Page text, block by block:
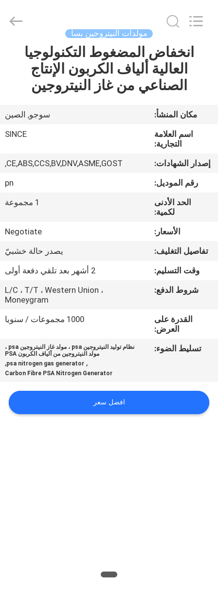
منتجات
معلومات
جولة
المصنع
مراقبة
الجودة
اتصل
القضايا
أسعار
Technology
Co.,Ltd.
مولدات النيتروجين بسا
انخفاض المضغوط التكنولوجيا
العالية ألياف الكربون الإنتاج
الصناعي من غاز النيتروجين
مكان المنشأ:
سوجو, الصين
اسم العلامة
التجارية:
SINCE
إصدار الشهادات:
CE,ABS,CCS,BV,DNV,ASME,GOST,
رقم الموديل:
pn
الحد الأدنى
لكمية:
1 مجموعة
الأسعار:
Negotiate
تفاصيل التغليف:
يصدر حالة خشبيّ
وقت التسليم:
2 أشهر بعد تلقي دفعة أولى
شروط الدفع:
L/C ، T/T ، Western Union ،
Moneygram
القدرة على
العرض:
1000 مجموعات / سنويا
تسليط الضوء:
نظام توليد النيتروجين psa ، مولد غاز النيتروجين psa ،
مولد النيتروجين من ألياف الكربون PSA
,
psa nitrogen gas generator
,
Carbon Fibre PSA Nitrogen Generator
افضل سعر